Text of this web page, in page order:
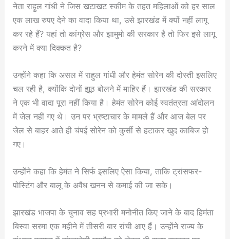
नेता राहुल गांधी ने जिस खटाखट स्कीम के तहत महिलाओं को हर साल
एक लाख रुपए देने का वादा किया था, उसे झारखंड में क्यों नहीं लागू
कर रहे हैं? यहां तो कांग्रेस और झामुमो की सरकार है तो फिर इसे लागू
करने में क्या दिक्कत है?
उन्होंने कहा कि असल में राहुल गांधी और हेमंत सोरेन की दोस्ती इसलिए
चल रही है, क्योंकि दोनों झूठ बोलने में माहिर हैं। झारखंड की सरकार
ने एक भी वादा पूरा नहीं किया है। हेमंत सोरेन कोई स्वतंत्रता आंदोलन
में जेल नहीं गए थे। उन पर भ्रष्टाचार के मामले हैं और आज बेल पर
जेल से बाहर आते ही चंपई सोरेन को कुर्सी से हटाकर खुद काबिज हो
गए।
उन्होंने कहा कि हेमंत ने सिर्फ इसलिए ऐसा किया, ताकि ट्रांसफर-
पोस्टिंग और बालू के अवैध खनन से कमाई की जा सके।
झारखंड भाजपा के चुनाव सह प्रभारी मनोनीत किए जाने के बाद हिमंता
बिस्वा सरमा एक महीने में तीसरी बार रांची आए हैं। उन्होंने राज्य के